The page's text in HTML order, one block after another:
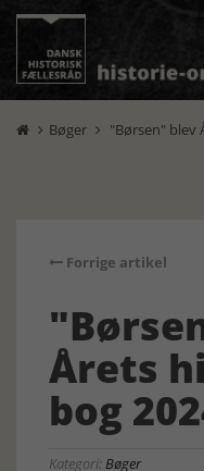
 Bøger  "Børsen" blev
Forrige artikel
Årets
bog
Kategori:Bøger